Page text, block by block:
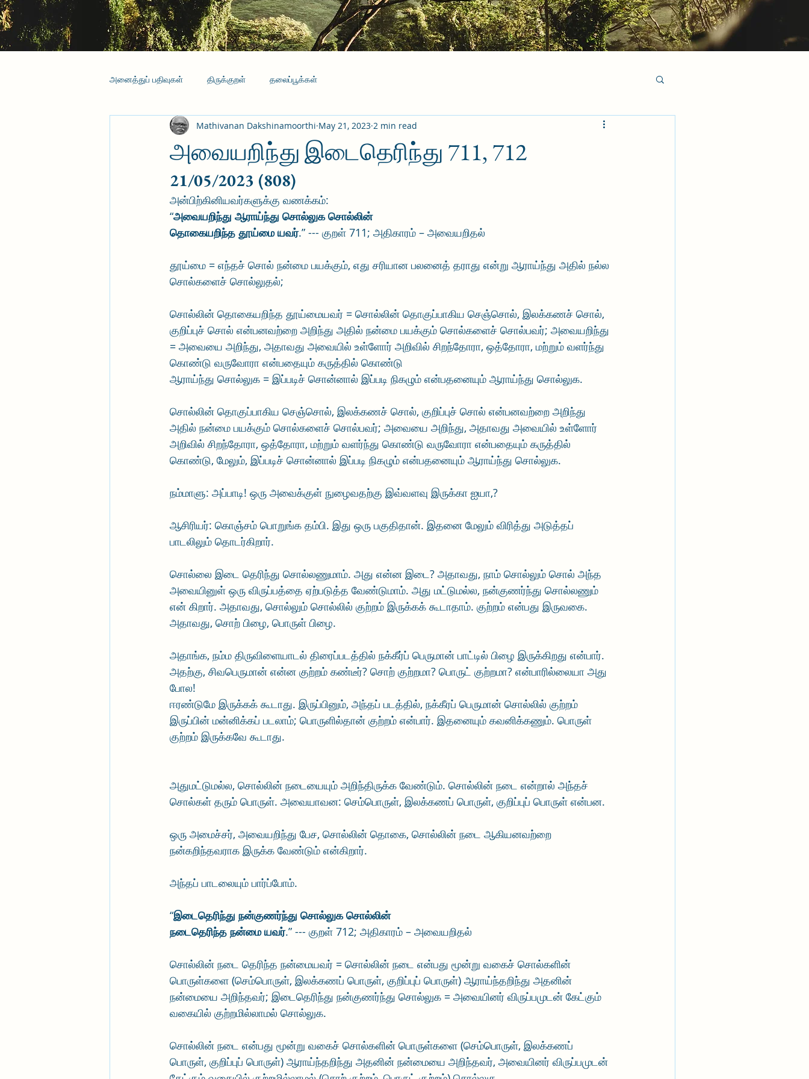
அனைத்துப் பதிவுகள் திருக்குறள் தலைப்பூக்கள்
அவையறிந்து இடைதெரிந்து 711, 712
Mathivanan Dakshinamoorthi May 21, 2023 2 min read
21/05/2023 (808)
அன்பிற்கினியவர்களுக்கு வணக்கம்:
“அவையறிந்து ஆராய்ந்து சொல்லுக சொல்லின்
தொகையறிந்த தூய்மை யவர்.” --- குறள் 711; அதிகாரம் – அவையறிதல்
தூய்மை = எந்தச் சொல் நன்மை பயக்கும், எது சரியான பலனைத் தராது என்று ஆராய்ந்து அதில் நல்ல
சொல்களைச் சொல்லுதல்;
சொல்லின் தொகையறிந்த தூய்மையவர் = சொல்லின் தொகுப்பாகிய செஞ்சொல், இலக்கணச் சொல்,
குறிப்புச் சொல் என்பனவற்றை அறிந்து அதில் நன்மை பயக்கும் சொல்களைச் சொல்பவர்; அவையறிந்து
= அவையை அறிந்து, அதாவது அவையில் உள்ளோர் அறிவில் சிறந்தோரா, ஒத்தோரா, மற்றும் வளர்ந்து
கொண்டு வருவோரா என்பதையும் கருத்தில் கொண்டு
ஆராய்ந்து சொல்லுக = இப்படிச் சொன்னால் இப்படி நிகழும் என்பதனையும் ஆராய்ந்து சொல்லுக.
சொல்லின் தொகுப்பாகிய செஞ்சொல், இலக்கணச் சொல், குறிப்புச் சொல் என்பனவற்றை அறிந்து
அதில் நன்மை பயக்கும் சொல்களைச் சொல்பவர்; அவையை அறிந்து, அதாவது அவையில் உள்ளோர்
அறிவில் சிறந்தோரா, ஒத்தோரா, மற்றும் வளர்ந்து கொண்டு வருவோரா என்பதையும் கருத்தில்
கொண்டு, மேலும், இப்படிச் சொன்னால் இப்படி நிகழும் என்பதனையும் ஆராய்ந்து சொல்லுக.
நம்மாளு: அப்பாடி! ஒரு அவைக்குள் நுழைவதற்கு இவ்வளவு இருக்கா ஐயா,?
ஆசிரியர்: கொஞ்சம் பொறுங்க தம்பி. இது ஒரு பகுதிதான். இதனை மேலும் விரித்து அடுத்தப்
பாடலிலும் தொடர்கிறார்.
சொல்லை இடை தெரிந்து சொல்லணுமாம். அது என்ன இடை? அதாவது, நாம் சொல்லும் சொல் அந்த
அவையினுள் ஒரு விருப்பத்தை ஏற்படுத்த வேண்டுமாம். அது மட்டுமல்ல, நன்குணர்ந்து சொல்லணும்
என் கிறார். அதாவது, சொல்லும் சொல்லில் குற்றம் இருக்கக் கூடாதாம். குற்றம் என்பது இருவகை.
அதாவது, சொற் பிழை, பொருள் பிழை.
அதாங்க, நம்ம திருவிளையாடல் திரைப்படத்தில் நக்கீர்ப் பெருமான் பாட்டில் பிழை இருக்கிறது என்பார்.
அதற்கு, சிவபெருமான் என்ன குற்றம் கண்டீர்? சொற் குற்றமா? பொருட் குற்றமா? என்பாரில்லையா அது
போல!
ஈரண்டுமே இருக்கக் கூடாது. இருப்பினும், அந்தப் படத்தில், நக்கீரப் பெருமான் சொல்லில் குற்றம்
இருப்பின் மன்னிக்கப் படலாம்; பொருளில்தான் குற்றம் என்பார். இதனையும் கவனிக்கணும். பொருள்
குற்றம் இருக்கவே கூடாது.
அதுமட்டுமல்ல, சொல்லின் நடையையும் அறிந்திருக்க வேண்டும். சொல்லின் நடை என்றால் அந்தச்
சொல்கள் தரும் பொருள். அவையாவன: செம்பொருள், இலக்கணப் பொருள், குறிப்புப் பொருள் என்பன.
ஒரு அமைச்சர், அவையறிந்து பேச, சொல்லின் தொகை, சொல்லின் நடை ஆகியனவற்றை
நன்கறிந்தவராக இருக்க வேண்டும் என்கிறார்.
அந்தப் பாடலையும் பார்ப்போம்.
“இடைதெரிந்து நன்குணர்ந்து சொல்லுக சொல்லின்
நடைதெரிந்த நன்மை யவர்.” --- குறள் 712; அதிகாரம் – அவையறிதல்
சொல்லின் நடை தெரிந்த நன்மையவர் = சொல்லின் நடை என்பது மூன்று வகைச் சொல்களின்
பொருள்களை (செம்பொருள், இலக்கணப் பொருள், குறிப்புப் பொருள்) ஆராய்ந்தறிந்து அதனின்
நன்மையை அறிந்தவர்; இடைதெரிந்து நன்குணர்ந்து சொல்லுக = அவையினர் விருப்பமுடன் கேட்கும்
வகையில் குற்றமில்லாமல் சொல்லுக.
சொல்லின் நடை என்பது மூன்று வகைச் சொல்களின் பொருள்களை (செம்பொருள், இலக்கணப்
பொருள், குறிப்புப் பொருள்) ஆராய்ந்தறிந்து அதனின் நன்மையை அறிந்தவர், அவையினர் விருப்பமுடன்